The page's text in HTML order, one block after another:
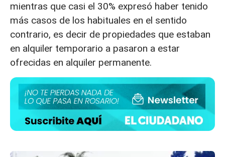
mientras que casi el 30% expresó haber tenido
más casos de los habituales en el sentido
contrario, es decir de propiedades que estaban
en alquiler temporario a pasaron a estar
ofrecidas en alquiler permanente.